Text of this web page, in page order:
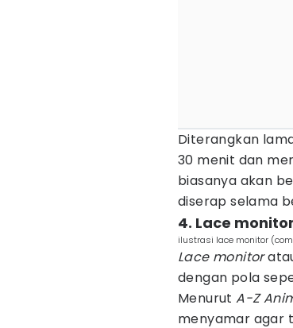
Diterangkan
30 menit dan
biasanya akan
diserap selama
4. Lace monitor
ilustrasi lace monitor
Lace monitor
dengan pola
MenurutA-Z
menyamar agar